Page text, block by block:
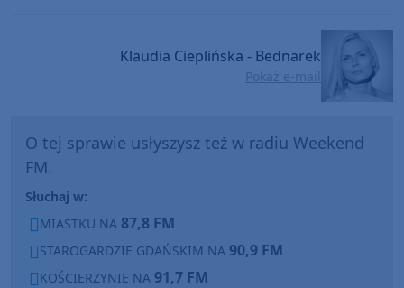
Klaudia Cieplińska - Bednarek
Pokaż e-mail
O tej sprawie usłyszysz też w radiu Weekend
FM.
Słuchaj w:
MIASTKU NA 87,8 FM
STAROGARDZIE GDAŃSKIM NA 90,9 FM
KOŚCIERZYNIE NA 91,7 FM